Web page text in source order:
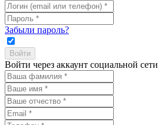
Забыли пароль?
Войти через аккаунт социальной сети